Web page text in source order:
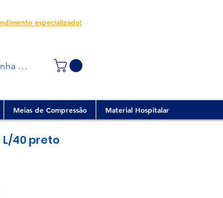
especializado!
conta
Meias de Compressão Material Hospitalar
40 preto